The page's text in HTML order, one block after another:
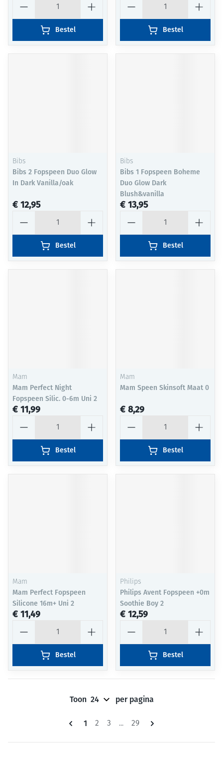
Bestel Bestel
Bibs
Bibs 2 Fopspeen Duo Glow
In Dark Vanilla/oak
€ 12,95
Bestel
Bibs
Bibs 1 Fopspeen Boheme
Duo Glow Dark
Blush&vanilla
€ 13,95
Bestel
Mam
Mam Perfect Night
Fopspeen Silic. 0-6m Uni 2
€ 11,99
Bestel
Mam
Mam Speen Skinsoft Maat 0
€ 8,29
Bestel
Mam
Mam Perfect Fopspeen
Silicone 16m+ Uni 2
€ 11,49
Bestel
Philips
Philips Avent Fopspeen +0m
Soothie Boy 2
€ 12,59
Bestel
Pagina's
U lees momenteel pagina
1 Pagina
2 Pagina
3 ... Pagina
29
Toon per pagina